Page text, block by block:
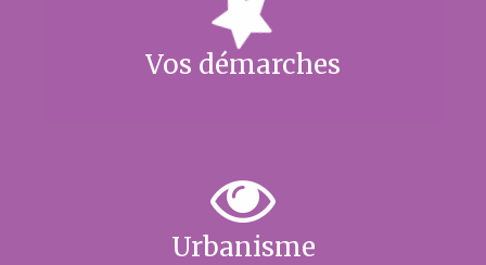
Vos démarches
Urbanisme